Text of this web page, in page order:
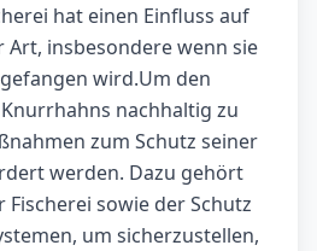
hat einen Einfluss auf
Art, insbesondere wenn sie
wird.Um den
nachhaltig zu
zum Schutz seiner
werden. Dazu gehört
Fischerei sowie der Schutz
um sicherzustellen,